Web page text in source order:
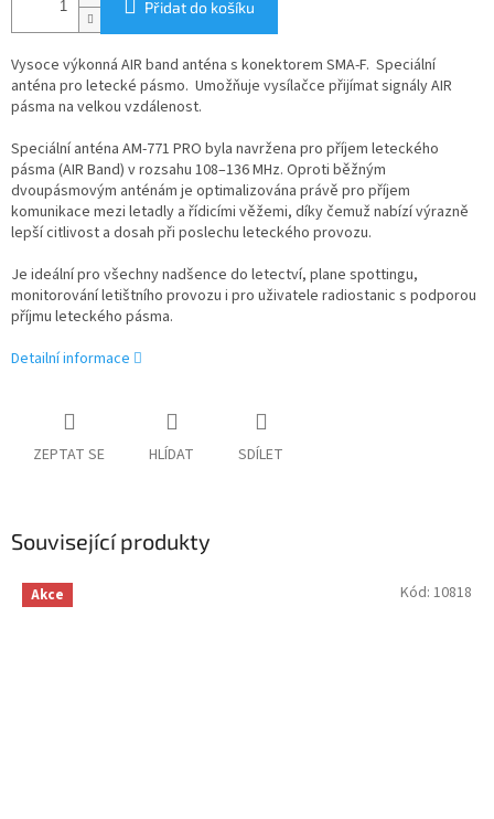
Přidat do košíku
Vysoce výkonná AIR band anténa s konektorem SMA-F. Speciální
anténa pro letecké pásmo. Umožňuje vysílačce přijímat signály AIR
pásma na velkou vzdálenost.
Speciální anténa AM-771 PRO byla navržena pro příjem leteckého
pásma (AIR Band) v rozsahu 108–136 MHz. Oproti běžným
dvoupásmovým anténám je optimalizována právě pro příjem
komunikace mezi letadly a řídicími věžemi, díky čemuž nabízí výrazně
lepší citlivost a dosah při poslechu leteckého provozu.
Je ideální pro všechny nadšence do letectví, plane spottingu,
monitorování letištního provozu i pro uživatele radiostanic s podporou
příjmu leteckého pásma.
Detailní informace
ZEPTAT SE HLÍDAT SDÍLET
Související produkty
Akce Kód: 10818